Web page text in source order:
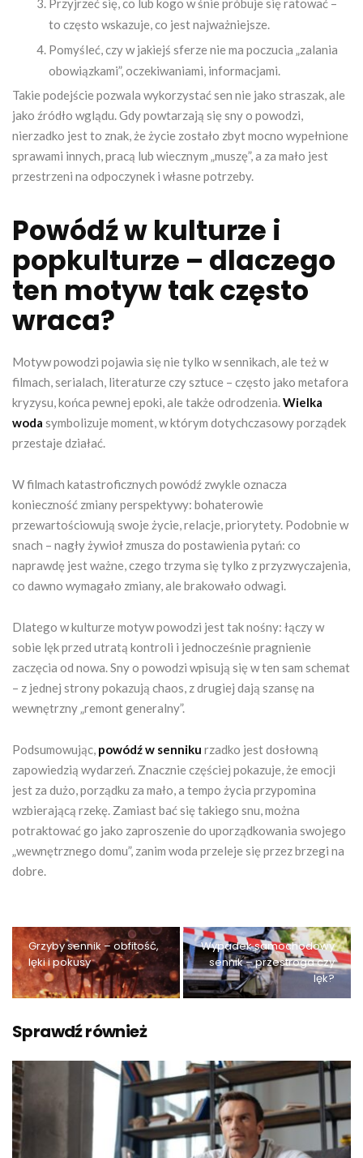
to często wskazuje, co jest najważniejsze.
Pomyśleć, czy w jakiejś sferze nie ma poczucia „zalania
obowiązkami”, oczekiwaniami, informacjami.
Takie podejście pozwala wykorzystać sen nie jako straszak, ale
jako źródło wglądu. Gdy powtarzają się sny o powodzi,
nierzadko jest to znak, że życie zostało zbyt mocno wypełnione
sprawami innych, pracą lub wiecznym „muszę”, a za mało jest
przestrzeni na odpoczynek i własne potrzeby.
Powódź w kulturze i
popkulturze – dlaczego
ten motyw tak często
wraca?
Motyw powodzi pojawia się nie tylko w sennikach, ale też w
filmach, serialach, literaturze czy sztuce – często jako metafora
kryzysu, końca pewnej epoki, ale także odrodzenia. Wielka
woda symbolizuje moment, w którym dotychczasowy porządek
przestaje działać.
W filmach katastroficznych powódź zwykle oznacza
konieczność zmiany perspektywy: bohaterowie
przewartościowują swoje życie, relacje, priorytety. Podobnie w
snach – nagły żywioł zmusza do postawienia pytań: co
naprawdę jest ważne, czego trzyma się tylko z przyzwyczajenia,
co dawno wymagało zmiany, ale brakowało odwagi.
Dlatego w kulturze motyw powodzi jest tak nośny: łączy w
sobie lęk przed utratą kontroli i jednocześnie pragnienie
zaczęcia od nowa. Sny o powodzi wpisują się w ten sam schemat
– z jednej strony pokazują chaos, z drugiej dają szansę na
wewnętrzny „remont generalny”.
Podsumowując, powódź w senniku rzadko jest dosłowną
zapowiedzią wydarzeń. Znacznie częściej pokazuje, że emocji
jest za dużo, porządku za mało, a tempo życia przypomina
wzbierającą rzekę. Zamiast bać się takiego snu, można
potraktować go jako zaproszenie do uporządkowania swojego
„wewnętrznego domu”, zanim woda przeleje się przez brzegi na
dobre.
Grzyby sennik – obfitość,
lęki i pokusy
Wypadek samochodowy
sennik – przestroga czy
lęk?
Sprawdź również